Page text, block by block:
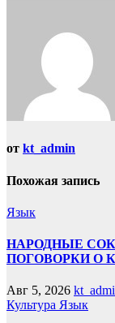
от kt_admin
Похожая запись
Язык
НАРОДНЫЕ
ПОГОВОРКИ О
Авг 5, 2026
Культура Язык